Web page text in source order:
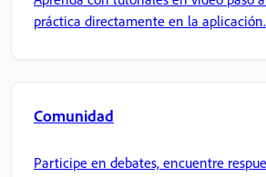
práctica directamente en la aplicación.
Comunidad
Participe en debates, encuentre